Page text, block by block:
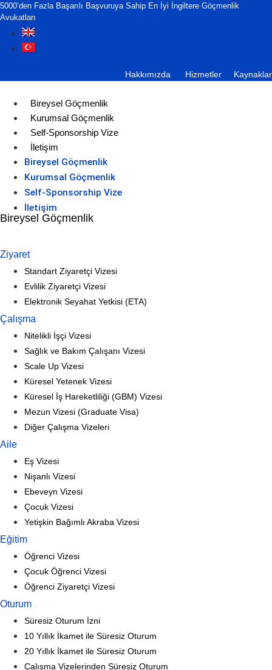
5000’den Fazla Başarılı Başvuruya Sahip En İyi İngiltere Göçmenlik
Avukatları
Hakkımızda Hizmetler Kaynaklar
Bireysel Göçmenlik
Kurumsal Göçmenlik
Self-Sponsorship Vize
İletişim
Bireysel Göçmenlik
Kurumsal Göçmenlik
Self-Sponsorship Vize
İletişim
Bireysel Göçmenlik
Ziyaret
Standart Ziyaretçi Vizesi
Evlilik Ziyaretçi Vizesi
Elektronik Seyahat Yetkisi (ETA)
Çalışma
Nitelikli İşçi Vizesi
Sağlık ve Bakım Çalışanı Vizesi
Scale Up Vizesi
Küresel Yetenek Vizesi
Küresel İş Hareketliliği (GBM) Vizesi
Mezun Vizesi (Graduate Visa)
Diğer Çalışma Vizeleri
Aile
Eş Vizesi
Nişanlı Vizesi
Ebeveyn Vizesi
Çocuk Vizesi
Yetişkin Bağımlı Akraba Vizesi
Eğitim
Öğrenci Vizesi
Çocuk Öğrenci Vizesi
Öğrenci Ziyaretçi Vizesi
Oturum
Süresiz Oturum İzni
10 Yıllık İkamet ile Süresiz Oturum
20 Yıllık İkamet ile Süresiz Oturum
Çalışma Vizelerinden Süresiz Oturum